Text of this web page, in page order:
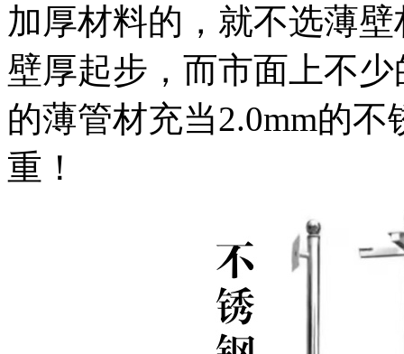
加厚材料的，就不选薄
壁厚起步，而市面上不
的薄管材充当2.0mm的
重！